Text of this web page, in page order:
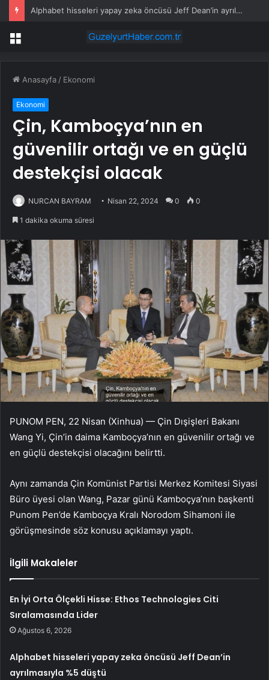
Alphabet hisseleri yapay zeka öncüsü Jeff Dean’in ayrılmasıyla %5 düştü
Menü
Anasayfa / Ekonomi
Ekonomi
Çin, Kamboçya’nın en
güvenilir ortağı ve en güçlü
destekçisi olacak
NURCAN BAYRAM Nisan 22, 2024 0 0
1 dakika okuma süresi
PUNOM PEN, 22 Nisan (Xinhua) — Çin Dışişleri Bakanı
Wang Yi, Çin’in daima Kamboçya’nın en güvenilir ortağı ve
en güçlü destekçisi olacağını belirtti.
Aynı zamanda Çin Komünist Partisi Merkez Komitesi Siyasi
Büro üyesi olan Wang, Pazar günü Kamboçya’nın başkenti
Punom Pen’de Kamboçya Kralı Norodom Sihamoni ile
görüşmesinde söz konusu açıklamayı yaptı.
İlgili Makaleler
En İyi Orta Ölçekli Hisse: Ethos Technologies Citi
Sıralamasında Lider
Ağustos 6, 2026
Alphabet hisseleri yapay zeka öncüsü Jeff Dean’in
ayrılmasıyla %5 düştü